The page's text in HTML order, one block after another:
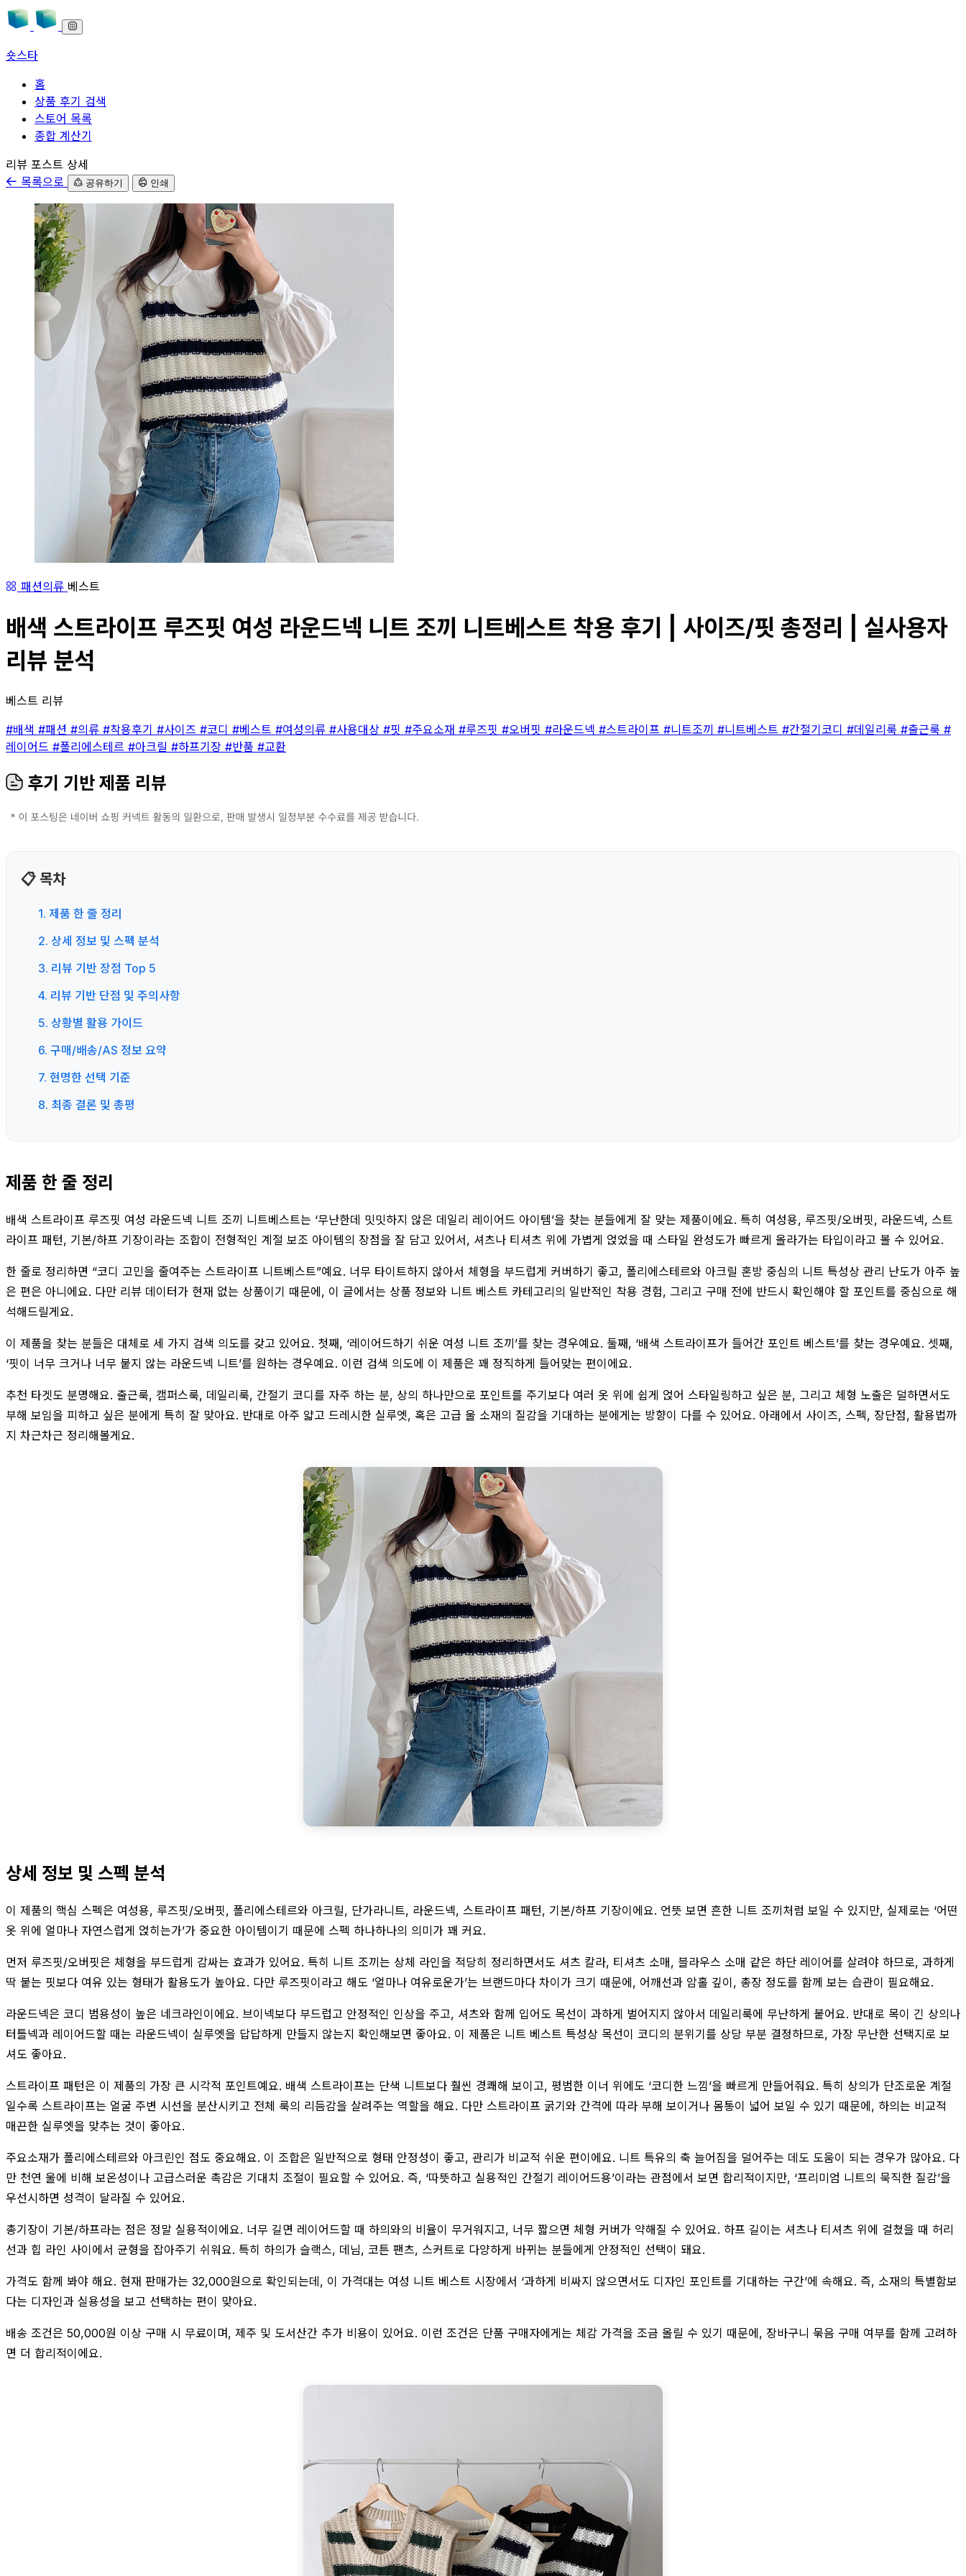
숏스타
홈
상품 후기 검색
스토어 목록
종합 계산기
본문으로 바로가기
리뷰 포스트 상세
목록으로
공유하기 인쇄
패션의류 베스트
배색 스트라이프 루즈핏 여성 라운드넥 니트 조끼 니트베스트 착용 후기 | 사이즈/핏 총정리 | 실사용자
리뷰 분석
베스트 리뷰
#배색 #패션 #의류 #착용후기 #사이즈 #코디 #베스트 #여성의류 #사용대상 #핏 #주요소재 #루즈핏 #오버핏 #라운드넥 #스트라이프 #니트조끼 #니트베스트 #간절기코디 #데일리룩 #출근룩 #
레이어드 #폴리에스테르 #아크릴 #하프기장 #반품 #교환
후기 기반 제품 리뷰
📋 목차
1. 제품 한 줄 정리
2. 상세 정보 및 스펙 분석
3. 리뷰 기반 장점 Top 5
4. 리뷰 기반 단점 및 주의사항
5. 상황별 활용 가이드
6. 구매/배송/AS 정보 요약
7. 현명한 선택 기준
8. 최종 결론 및 총평
제품 한 줄 정리
배색 스트라이프 루즈핏 여성 라운드넥 니트 조끼 니트베스트는 ‘무난한데 밋밋하지 않은 데일리 레이어드 아이템’을 찾는 분들에게 잘 맞는 제품이에요. 특히 여성용, 루즈핏/오버핏, 라운드넥, 스트
라이프 패턴, 기본/하프 기장이라는 조합이 전형적인 계절 보조 아이템의 장점을 잘 담고 있어서, 셔츠나 티셔츠 위에 가볍게 얹었을 때 스타일 완성도가 빠르게 올라가는 타입이라고 볼 수 있어요.
한 줄로 정리하면 “코디 고민을 줄여주는 스트라이프 니트베스트”예요. 너무 타이트하지 않아서 체형을 부드럽게 커버하기 좋고, 폴리에스테르와 아크릴 혼방 중심의 니트 특성상 관리 난도가 아주 높
은 편은 아니에요. 다만 리뷰 데이터가 현재 없는 상품이기 때문에, 이 글에서는 상품 정보와 니트 베스트 카테고리의 일반적인 착용 경험, 그리고 구매 전에 반드시 확인해야 할 포인트를 중심으로 해
석해드릴게요.
이 제품을 찾는 분들은 대체로 세 가지 검색 의도를 갖고 있어요. 첫째, ‘레이어드하기 쉬운 여성 니트 조끼’를 찾는 경우예요. 둘째, ‘배색 스트라이프가 들어간 포인트 베스트’를 찾는 경우예요. 셋째,
‘핏이 너무 크거나 너무 붙지 않는 라운드넥 니트’를 원하는 경우예요. 이런 검색 의도에 이 제품은 꽤 정직하게 들어맞는 편이에요.
추천 타겟도 분명해요. 출근룩, 캠퍼스룩, 데일리룩, 간절기 코디를 자주 하는 분, 상의 하나만으로 포인트를 주기보다 여러 옷 위에 쉽게 얹어 스타일링하고 싶은 분, 그리고 체형 노출은 덜하면서도
부해 보임을 피하고 싶은 분에게 특히 잘 맞아요. 반대로 아주 얇고 드레시한 실루엣, 혹은 고급 울 소재의 질감을 기대하는 분에게는 방향이 다를 수 있어요. 아래에서 사이즈, 스펙, 장단점, 활용법까
지 차근차근 정리해볼게요.
상세 정보 및 스펙 분석
이 제품의 핵심 스펙은 여성용, 루즈핏/오버핏, 폴리에스테르와 아크릴, 단가라니트, 라운드넥, 스트라이프 패턴, 기본/하프 기장이에요. 언뜻 보면 흔한 니트 조끼처럼 보일 수 있지만, 실제로는 ‘어떤
옷 위에 얼마나 자연스럽게 얹히는가’가 중요한 아이템이기 때문에 스펙 하나하나의 의미가 꽤 커요.
먼저 루즈핏/오버핏은 체형을 부드럽게 감싸는 효과가 있어요. 특히 니트 조끼는 상체 라인을 적당히 정리하면서도 셔츠 칼라, 티셔츠 소매, 블라우스 소매 같은 하단 레이어를 살려야 하므로, 과하게
딱 붙는 핏보다 여유 있는 형태가 활용도가 높아요. 다만 루즈핏이라고 해도 ‘얼마나 여유로운가’는 브랜드마다 차이가 크기 때문에, 어깨선과 암홀 깊이, 총장 정도를 함께 보는 습관이 필요해요.
라운드넥은 코디 범용성이 높은 네크라인이에요. 브이넥보다 부드럽고 안정적인 인상을 주고, 셔츠와 함께 입어도 목선이 과하게 벌어지지 않아서 데일리룩에 무난하게 붙어요. 반대로 목이 긴 상의나
터틀넥과 레이어드할 때는 라운드넥이 실루엣을 답답하게 만들지 않는지 확인해보면 좋아요. 이 제품은 니트 베스트 특성상 목선이 코디의 분위기를 상당 부분 결정하므로, 가장 무난한 선택지로 보
셔도 좋아요.
스트라이프 패턴은 이 제품의 가장 큰 시각적 포인트예요. 배색 스트라이프는 단색 니트보다 훨씬 경쾌해 보이고, 평범한 이너 위에도 ‘코디한 느낌’을 빠르게 만들어줘요. 특히 상의가 단조로운 계절
일수록 스트라이프는 얼굴 주변 시선을 분산시키고 전체 룩의 리듬감을 살려주는 역할을 해요. 다만 스트라이프 굵기와 간격에 따라 부해 보이거나 몸통이 넓어 보일 수 있기 때문에, 하의는 비교적
매끈한 실루엣을 맞추는 것이 좋아요.
주요소재가 폴리에스테르와 아크린인 점도 중요해요. 이 조합은 일반적으로 형태 안정성이 좋고, 관리가 비교적 쉬운 편이에요. 니트 특유의 축 늘어짐을 덜어주는 데도 도움이 되는 경우가 많아요. 다
만 천연 울에 비해 보온성이나 고급스러운 촉감은 기대치 조절이 필요할 수 있어요. 즉, ‘따뜻하고 실용적인 간절기 레이어드용’이라는 관점에서 보면 합리적이지만, ‘프리미엄 니트의 묵직한 질감’을
우선시하면 성격이 달라질 수 있어요.
총기장이 기본/하프라는 점은 정말 실용적이에요. 너무 길면 레이어드할 때 하의와의 비율이 무거워지고, 너무 짧으면 체형 커버가 약해질 수 있어요. 하프 길이는 셔츠나 티셔츠 위에 걸쳤을 때 허리
선과 힙 라인 사이에서 균형을 잡아주기 쉬워요. 특히 하의가 슬랙스, 데님, 코튼 팬츠, 스커트로 다양하게 바뀌는 분들에게 안정적인 선택이 돼요.
가격도 함께 봐야 해요. 현재 판매가는 32,000원으로 확인되는데, 이 가격대는 여성 니트 베스트 시장에서 ‘과하게 비싸지 않으면서도 디자인 포인트를 기대하는 구간’에 속해요. 즉, 소재의 특별함보
다는 디자인과 실용성을 보고 선택하는 편이 맞아요.
배송 조건은 50,000원 이상 구매 시 무료이며, 제주 및 도서산간 추가 비용이 있어요. 이런 조건은 단품 구매자에게는 체감 가격을 조금 올릴 수 있기 때문에, 장바구니 묶음 구매 여부를 함께 고려하
면 더 합리적이에요.